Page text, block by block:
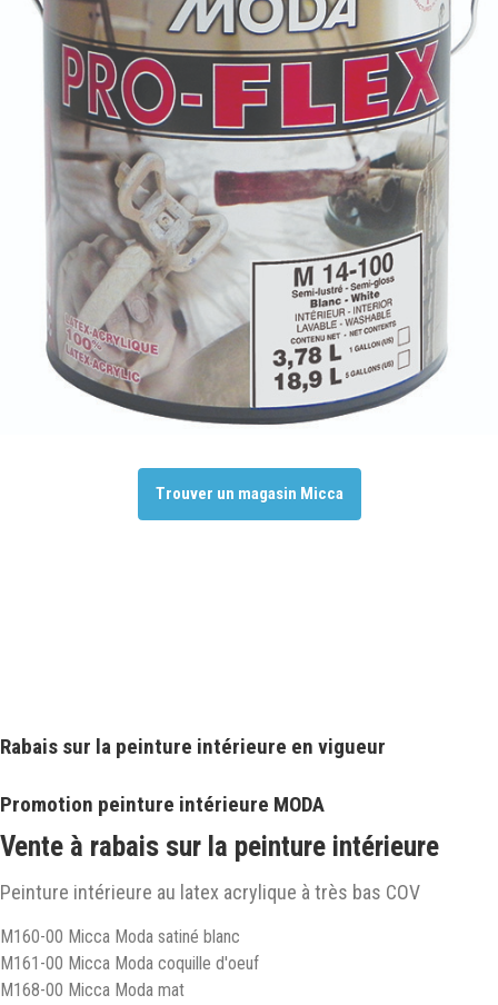
Trouver un magasin Micca
Rabais sur la peinture intérieure en vigueur
Promotion peinture intérieure MODA
Vente à rabais sur la peinture intérieure
Peinture intérieure au latex acrylique à très bas COV
M160-00 Micca Moda satiné blanc
M161-00 Micca Moda coquille d'oeuf
M168-00 Micca Moda mat